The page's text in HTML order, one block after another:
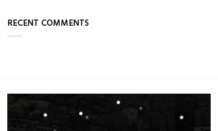
&
dalam
Batimetri
Modern
RECENT COMMENTS